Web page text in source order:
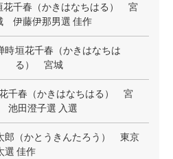
花千春（かきはなちはる） 宮
伊藤伊那男選 佳作
時垣花千春（かきはなちは
る） 宮城
千春（かきはなちはる） 宮
池田澄子選 入選
郎（かとうきんたろう）
東京
選 佳作